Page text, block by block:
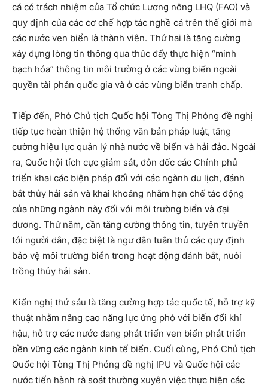
cá có trách nhiệm của Tổ chức Lương nông LHQ (FAO) và
quy định của các cơ chế hợp tác nghề cá trên thế giới mà
các nước ven biển là thành viên. Thứ hai là tăng cường
xây dựng lòng tin thông qua thúc đẩy thực hiện “minh
bạch hóa” thông tin môi trường ở các vùng biển ngoài
quyền tài phán quốc gia và ở các vùng biển tranh chấp.
Tiếp đến, Phó Chủ tịch Quốc hội Tòng Thị Phóng đề nghị
tiếp tục hoàn thiện hệ thống văn bản pháp luật, tăng
cường hiệu lực quản lý nhà nước về biển và hải đảo. Ngoài
ra, Quốc hội tích cực giám sát, đôn đốc các Chính phủ
triển khai các biện pháp đối với các ngành du lịch, đánh
bắt thủy hải sản và khai khoáng nhằm hạn chế tác động
của những ngành này đối với môi trường biển và đại
dương. Thứ năm, cần tăng cường thông tin, tuyên truyền
tới người dân, đặc biệt là ngư dân tuân thủ các quy định
bảo vệ môi trường biển trong hoạt động đánh bắt, nuôi
trồng thủy hải sản.
Kiến nghị thứ sáu là tăng cường hợp tác quốc tế, hỗ trợ kỹ
thuật nhằm nâng cao năng lực ứng phó với biến đổi khí
hậu, hỗ trợ các nước đang phát triển ven biển phát triển
bền vững các ngành kinh tế biển. Cuối cùng, Phó Chủ tịch
Quốc hội Tòng Thị Phóng đề nghị IPU và Quốc hội các
nước tiến hành rà soát thường xuyên việc thực hiện các